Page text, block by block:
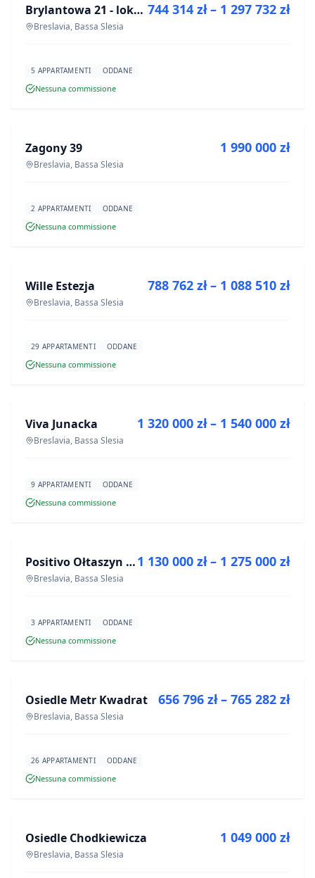
PROGETTO Brylantowa 21 - lokale usługowe
Breslavia, Bassa Slesia
744 314 zł – 1 297 732 zł
5 APPARTAMENTI ODDANE
Nessuna commissione
PROGETTO
Zagony 39
Breslavia, Bassa Slesia
1 990 000 zł
2 APPARTAMENTI ODDANE
Nessuna commissione
PROGETTO
Wille Estezja
Breslavia, Bassa Slesia
788 762 zł – 1 088 510 zł
29 APPARTAMENTI ODDANE
Nessuna commissione
PROGETTO
Viva Junacka
Breslavia, Bassa Slesia
1 320 000 zł – 1 540 000 zł
9 APPARTAMENTI ODDANE
Nessuna commissione
PROGETTO Positivo Ołtaszyn - mieszkania wykończone pod klucz
Breslavia, Bassa Slesia
1 130 000 zł – 1 275 000 zł
3 APPARTAMENTI ODDANE
Nessuna commissione
PROGETTO
Osiedle Metr Kwadrat
Breslavia, Bassa Slesia
656 796 zł – 765 282 zł
26 APPARTAMENTI ODDANE
Nessuna commissione
PROGETTO
Osiedle Chodkiewicza
Breslavia, Bassa Slesia
1 049 000 zł